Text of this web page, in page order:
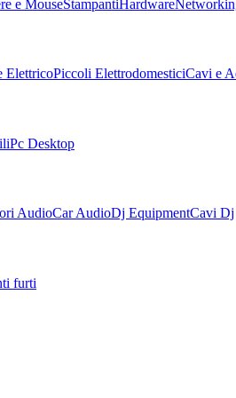
e MouseStampantiHardware
ElettricoPiccoli ElettrodomesticiCavi e
Pc Desktop
AudioCar AudioDj EquipmentCavi Dj
furti